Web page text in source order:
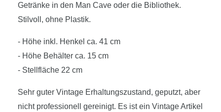
Getränke in den Man Cave oder die Bibliothek.
Stilvoll, ohne Plastik.
- Höhe inkl. Henkel ca. 41 cm
- Höhe Behälter ca. 15 cm
- Stellfläche 22 cm
Sehr guter Vintage Erhaltungszustand, geputzt, aber
nicht professionell gereinigt. Es ist ein Vintage Artikel